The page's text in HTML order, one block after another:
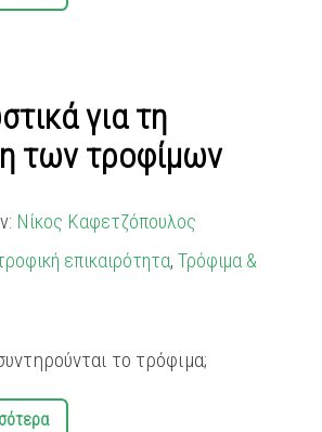
για τη
των τροφίμων
Νίκος Καφετζόπουλος
επικαιρότητα,Τρόφιμα &
το τρόφιμα;